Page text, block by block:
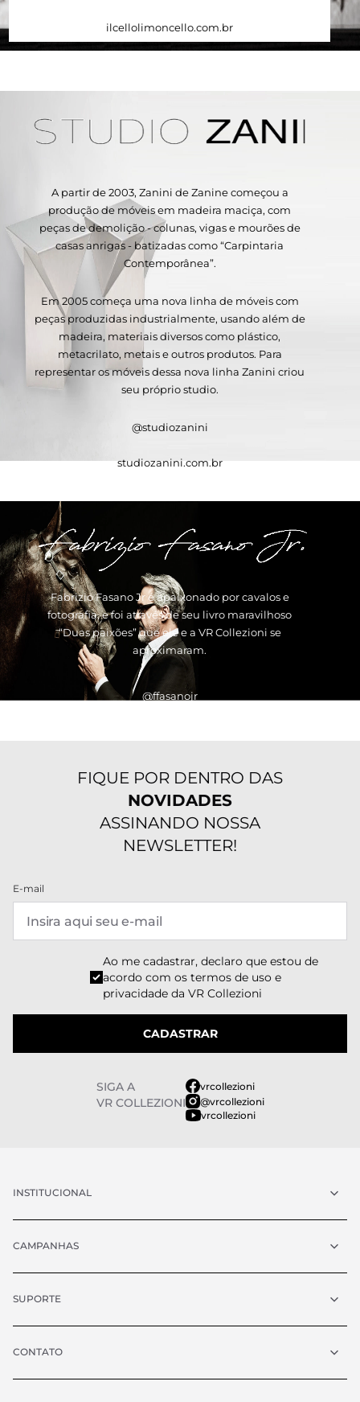
ilcellolimoncello.com.br
A partir de 2003, Zanini de Zanine começou a
produção de móveis em madeira maciça, com
peças de demolição - colunas, vigas e mourões de
casas anrigas - batizadas como “Carpintaria
Contemporânea”.
Em 2005 começa uma nova linha de móveis com
peças produzidas industrialmente, usando além de
madeira, materiais diversos como plástico,
metacrilato, metais e outros produtos. Para
representar os móveis dessa nova linha Zanini criou
seu próprio studio.
@studiozanini
studiozanini.com.br
Fabrizio Fasano Jr é apaixonado por cavalos e
fotografia, e foi através de seu livro maravilhoso
“Duas paixões” que ele e a VR Collezioni se
aproximaram.
@ffasanojr
FIQUE POR DENTRO DAS
NOVIDADES
ASSINANDO NOSSA
NEWSLETTER!
E-mail
Ao me cadastrar, declaro que estou de
acordo com os termos de uso e
privacidade da VR Collezioni
CADASTRAR
SIGA A
VR COLLEZIONI
vrcollezioni
@vrcollezioni
vrcollezioni
INSTITUCIONAL
CAMPANHAS
SUPORTE
CONTATO